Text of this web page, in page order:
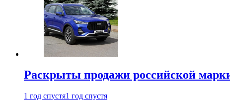
Раскрыты продажи российской
1 год спустя1 год спустя